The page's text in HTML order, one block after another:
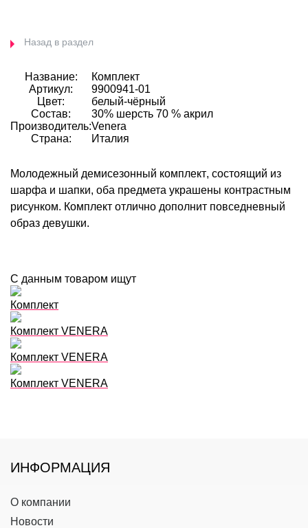
Назад в раздел
Название:
Комплект
Артикул:
9900941-01
Цвет:
белый-чёрный
Состав:
30% шерсть 70 % акрил
Производитель:Venera
Страна:
Италия
Молодежный демисезонный комплект, состоящий из
шарфа и шапки, оба предмета украшены контрастным
рисунком. Комплект отлично дополнит повседневный
образ девушки.
С данным товаром ищут
Комплект
Комплект VENERA
Комплект VENERA
Комплект VENERA
ИНФОРМАЦИЯ
О компании
Новости